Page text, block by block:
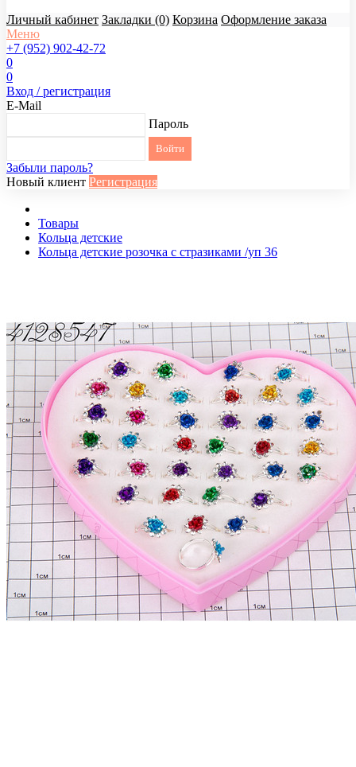
Личный кабинет Закладки (0) Корзина Оформление заказа
Меню
+7 (952) 902-42-72
0
0
Вход / регистрация
E-Mail
Пароль
Забыли пароль?
Новый клиент Регистрация
Товары
Кольца детские
Кольца детские розочка с стразиками /уп 36